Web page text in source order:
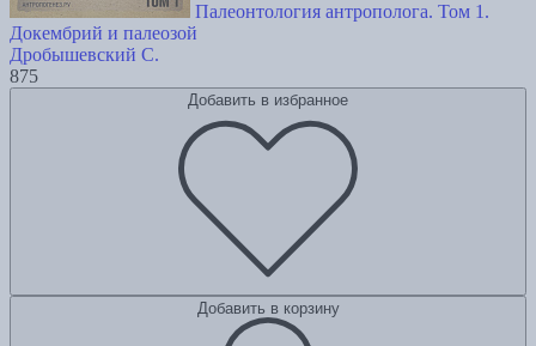
Палеонтология антрополога. Том 1.
Докембрий и палеозой
Дробышевский С.
875
Добавить в избранное
Добавить в корзину